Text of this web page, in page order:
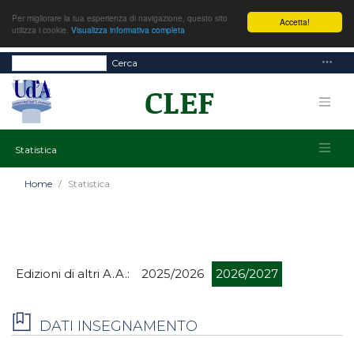
Accetta!
Per migliorare la tua esperienza di navigazione, questo sito
utilizza i cookie. Visualizza informativa completa
Cerca
Statistica
Home Statistica
Edizioni di altri A.A.: 2025/2026 2026/2027
DATI INSEGNAMENTO